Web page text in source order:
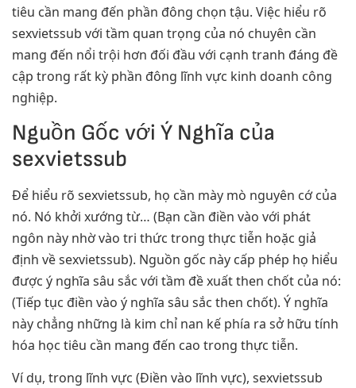
tiêu cần mang đến phần đông chọn tậu. Việc hiểu rõ
sexvietssub với tầm quan trọng của nó chuyên cần
mang đến nổi trội hơn đối đầu với cạnh tranh đáng đề
cập trong rất kỳ phần đông lĩnh vực kinh doanh công
nghiệp.
Nguồn Gốc với Ý Nghĩa của
sexvietssub
Để hiểu rõ sexvietssub, họ cần mày mò nguyên cớ của
nó. Nó khởi xướng từ… (Bạn cần điền vào với phát
ngôn này nhờ vào tri thức trong thực tiễn hoặc giả
định về sexvietssub). Nguồn gốc này cấp phép họ hiểu
được ý nghĩa sâu sắc với tầm đề xuất then chốt của nó:
(Tiếp tục điền vào ý nghĩa sâu sắc then chốt). Ý nghĩa
này chẳng những là kim chỉ nan kế phía ra sở hữu tính
hóa học tiêu cần mang đến cao trong thực tiễn.
Ví dụ, trong lĩnh vực (Điền vào lĩnh vực), sexvietssub